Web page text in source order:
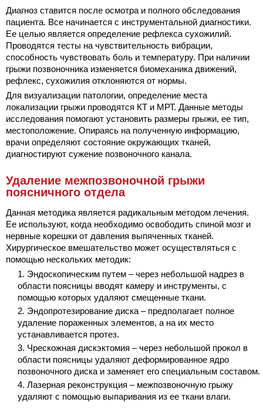
Диагноз ставится после осмотра и полного обследования
пациента. Все начинается с инструментальной диагностики.
Ее целью является определение рефлекса сухожилий.
Проводятся тесты на чувствительность вибрации,
способность чувствовать боль и температуру. При наличии
грыжи позвоночника изменяется биомеханика движений,
рефлекс, сухожилия отклоняются от нормы.
Для визуализации патологии, определение места
локализации грыжи проводятся КТ и МРТ. Данные методы
исследования помогают установить размеры грыжи, ее тип,
местоположение. Опираясь на полученную информацию,
врачи определяют состояние окружающих тканей,
диагностируют сужение позвоночного канала.
Удаление межпозвоночной грыжи
поясничного отдела
Данная методика является радикальным методом лечения.
Ее используют, когда необходимо освободить спиной мозг и
нервные корешки от давления выпяченных тканей.
Хирургическое вмешательство может осуществляться с
помощью нескольких методик:
Эндоскопическим путем – через небольшой надрез в
области поясницы вводят камеру и инструменты, с
помощью которых удаляют смещенные ткани.
Эндопротезирование диска – предполагает полное
удаление пораженных элементов, а на их место
устанавливается протез.
Чрескожная дискэктомия – через небольшой прокол в
области поясницы удаляют деформированное ядро
позвоночного диска и заменяет его специальным составом.
Лазерная реконструкция – межпозвоночную грыжу
удаляют с помощью выпаривания из ее ткани влаги.